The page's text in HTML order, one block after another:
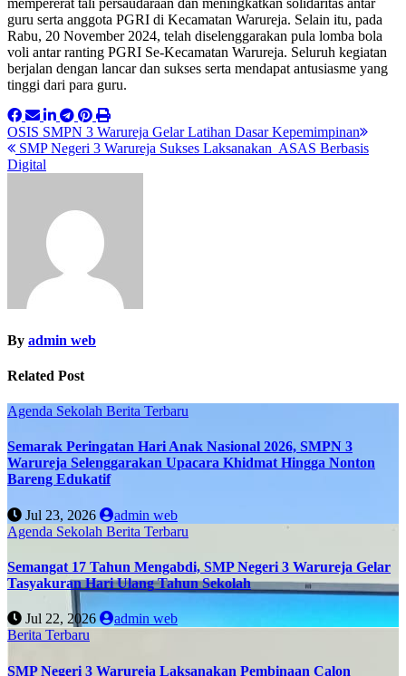
mempererat tali persaudaraan dan meningkatkan solidaritas antar
guru serta anggota PGRI di Kecamatan Warureja. Selain itu, pada
Rabu, 20 November 2024, telah diselenggarakan pula lomba bola
voli antar ranting PGRI Se-Kecamatan Warureja. Seluruh kegiatan
berjalan dengan lancar dan sukses serta mendapat antusiasme yang
tinggi dari para guru.
Post
navigation
OSIS SMPN 3 Warureja Gelar Latihan Dasar Kepemimpinan
SMP Negeri 3 Warureja Sukses Laksanakan ASAS Berbasis
Digital
By admin web
Related Post
Agenda Sekolah Berita Terbaru
Semarak Peringatan Hari Anak Nasional 2026, SMPN 3
Warureja Selenggarakan Upacara Khidmat Hingga Nonton
Bareng Edukatif
Jul 23, 2026
admin web
Agenda Sekolah Berita Terbaru
Semangat 17 Tahun Mengabdi, SMP Negeri 3 Warureja Gelar
Tasyakuran Hari Ulang Tahun Sekolah
Jul 22, 2026
admin web
Berita Terbaru
SMP Negeri 3 Warureja Laksanakan Pembinaan Calon